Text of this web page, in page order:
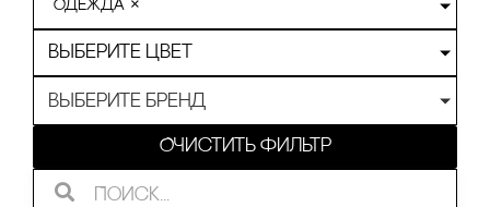
Одежда ×
Выберите цвет
Выберите бренд
Очистить фильтр